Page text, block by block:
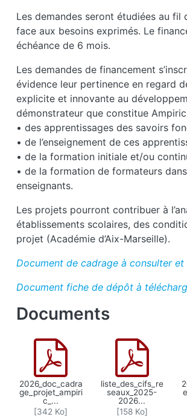
Les demandes seront étudiées au fil
face aux besoins exprimés. Le
échéance de 6 mois.
Les demandes de financement
évidence leur pertinence en regard
explicite et innovante au
démonstrateur que constitue
• des apprentissages des savoirs
• de l’enseignement de ces
• de la formation initiale et/ou
• de la formation de formateurs
enseignants.
Les projets pourront contribuer à
établissements scolaires, des
projet (Académie d’Aix-Marseille).
Document de cadrage à consulter
Document fiche de dépôt à
Documents
2026_doc_cadra
ge_projet_ampiri
c_...
[342 Ko]
liste_des_cifs_re
seaux_2025-
2026...
[158 Ko]